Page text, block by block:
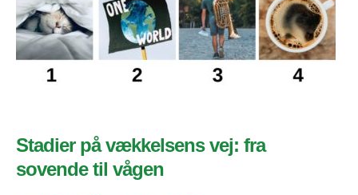
Stadier på vækkelsens vej: fra
sovende til vågen